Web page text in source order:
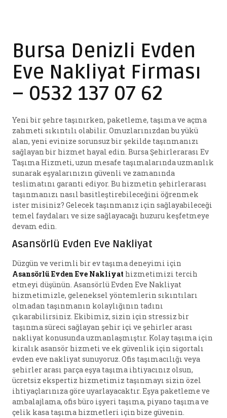
Bursa Denizli Evden
Eve Nakliyat Firması
– 0532 137 07 62
Yeni bir şehre taşınırken, paketleme, taşıma ve açma
zahmeti sıkıntılı olabilir. Omuzlarınızdan bu yükü
alan, yeni evinize sorunsuz bir şekilde taşınmanızı
sağlayan bir hizmet hayal edin. Bursa Şehirlerarası Ev
Taşıma Hizmeti, uzun mesafe taşımalarında uzmanlık
sunarak eşyalarınızın güvenli ve zamanında
teslimatını garanti ediyor. Bu hizmetin şehirlerarası
taşınmanızı nasıl basitleştirebileceğini öğrenmek
ister misiniz? Gelecek taşınmanız için sağlayabileceği
temel faydaları ve size sağlayacağı huzuru keşfetmeye
devam edin.
Asansörlü Evden Eve Nakliyat
Düzgün ve verimli bir ev taşıma deneyimi için
Asansörlü Evden Eve Nakliyat hizmetimizi tercih
etmeyi düşünün. Asansörlü Evden Eve Nakliyat
hizmetimizle, geleneksel yöntemlerin sıkıntıları
olmadan taşınmanın kolaylığının tadını
çıkarabilirsiniz. Ekibimiz, sizin için stressiz bir
taşınma süreci sağlayan şehir içi ve şehirler arası
nakliyat konusunda uzmanlaşmıştır. Kolay taşıma için
kiralık asansör hizmeti ve ek güvenlik için sigortalı
evden eve nakliyat sunuyoruz. Ofis taşımacılığı veya
şehirler arası parça eşya taşıma ihtiyacınız olsun,
ücretsiz ekspertiz hizmetimiz taşınmayı sizin özel
ihtiyaçlarınıza göre uyarlayacaktır. Eşya paketleme ve
ambalajlama, ofis büro işyeri taşıma, piyano taşıma ve
çelik kasa taşıma hizmetleri için bize güvenin.